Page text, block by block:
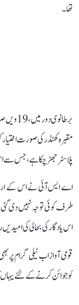
تھا۔
مقبرہ کھنڈر کی صورت
پلاسٹر جھڑ چکا ہے، جس
اے ایس آئی نے اس کے ارد
طرف کوئی توجہ نہیں دی گئی
اس یادگار کی بحالی کی
قومی آواز اب ٹیلی گرام
کو جوائن کرنے کے لئے